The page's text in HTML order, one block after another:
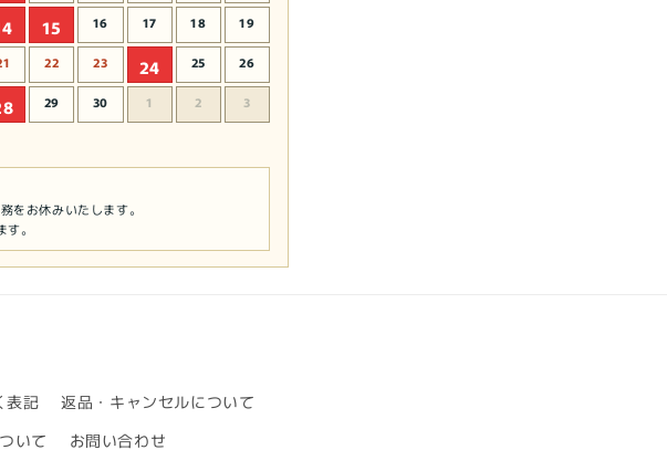
15 16 17 18 19
22 23 24 25 26
29 30 1 2 3
をお休みいたします。
。
表記
返品・キャンセルについて
いて お問い合わせ